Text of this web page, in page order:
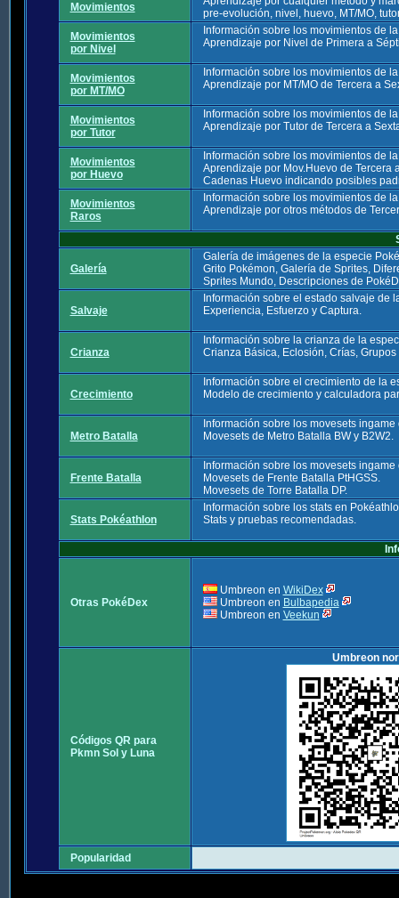
Movimientos
pre-evolución, nivel, huevo, MT/MO,
Movimientos
por Nivel
Información sobre los movimientos de
Aprendizaje por Nivel de Primera a
Movimientos
por MT/MO
Información sobre los movimientos de
Aprendizaje por MT/MO de Tercera a
Movimientos
por Tutor
Información sobre los movimientos de
Aprendizaje por Tutor de Tercera a
Movimientos
por Huevo
Información sobre los movimientos de
Aprendizaje por Mov.Huevo de Tercera
Cadenas Huevo indicando posibles
Movimientos
Raros
Información sobre los movimientos de
Aprendizaje por otros métodos de
Galería
Galería de imágenes de la especie
Grito Pokémon, Galería de Sprites,
Sprites Mundo, Descripciones de
Salvaje
Información sobre el estado salvaje de
Experiencia, Esfuerzo y Captura.
Crianza
Información sobre la crianza de la
Crianza Básica, Eclosión, Crías, Grupos
Crecimiento
Información sobre el crecimiento de la
Modelo de crecimiento y calculadora
Metro Batalla
Información sobre los movesets ingame
Movesets de Metro Batalla BW y B2W2.
Frente Batalla
Información sobre los movesets ingame
Movesets de Frente Batalla PtHGSS.
Movesets de Torre Batalla DP.
Stats Pokéathlon
Información sobre los stats en
Stats y pruebas recomendadas.
Otras PokéDex
Umbreon en WikiDex
Umbreon en Bulbapedia
Umbreon en Veekun
Códigos QR para
Pkmn Sol y Luna
Umbreon
Popularidad